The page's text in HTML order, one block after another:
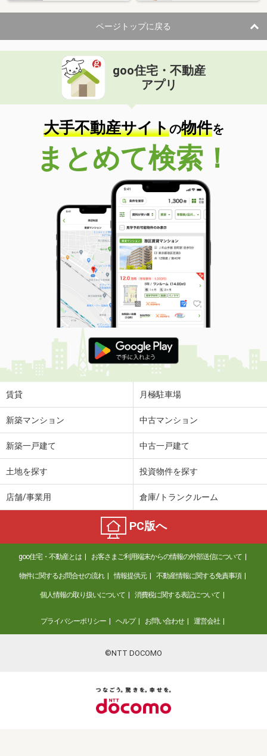
ページトップに戻る
goo住宅・不動産
アプリ
大手不動産サイトの物件を
まとめて検索！
賃貸 月極駐車場
新築マンション 中古マンション
新築一戸建て 中古一戸建て
土地を探す 投資物件を探す
店舗/事業用 倉庫/トランクルーム
PC版へ
goo住宅・不動産とは お客さまご利用端末からの情報の外部送信について
物件に関するお問合せの流れ 情報提供元 不動産情報に関する免責事項
個人情報の取り扱いについて 消費税に関する表記について
プライバシーポリシー ヘルプ お問い合わせ 運営会社
©NTT DOCOMO